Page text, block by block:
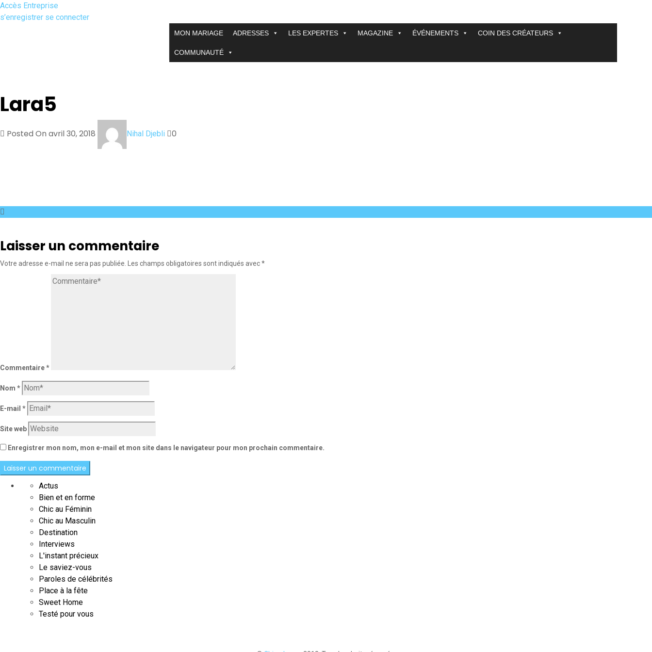
Accès Entreprise
s’enregistrer se connecter
MON MARIAGE ADRESSES LES EXPERTES MAGAZINE ÉVÉNEMENTS COIN DES CRÉATEURS
COMMUNAUTÉ
Lara5
Posted On avril 30, 2018 Nihal Djebli 0
Laisser un commentaire
Votre adresse e-mail ne sera pas publiée. Les champs obligatoires sont indiqués avec*
Commentaire*
Nom *
E-mail *
Site web
Enregistrer mon nom, mon e-mail et mon site dans le navigateur pour mon prochain commentaire.
Actus
Bien et en forme
Chic au Féminin
Chic au Masculin
Destination
Interviews
L'instant précieux
Le saviez-vous
Paroles de célébrités
Place à la fête
Sweet Home
Testé pour vous